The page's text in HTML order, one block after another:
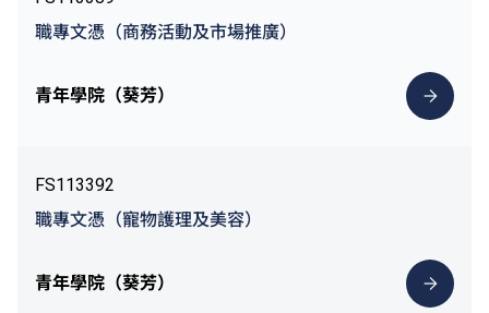
職專文憑（商務活動及市場推廣）
青年學院（葵芳）
FS113392
職專文憑（寵物護理及美容）
青年學院（葵芳）